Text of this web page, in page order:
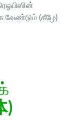
வேண்டும் (கீழே)
)